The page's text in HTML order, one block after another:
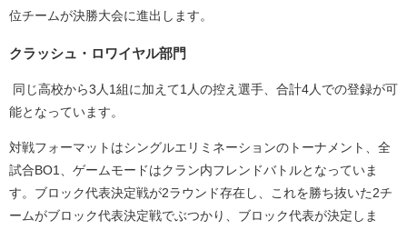
位チームが決勝大会に進出します。
クラッシュ・ロワイヤル部門
同じ高校から3人1組に加えて1人の控え選手、合計4人での登録が可
能となっています。
対戦フォーマットはシングルエリミネーションのトーナメント、全
試合BO1、ゲームモードはクラン内フレンドバトルとなっていま
す。ブロック代表決定戦が2ラウンド存在し、これを勝ち抜いた2チ
ームがブロック代表決定戦でぶつかり、ブロック代表が決定しま